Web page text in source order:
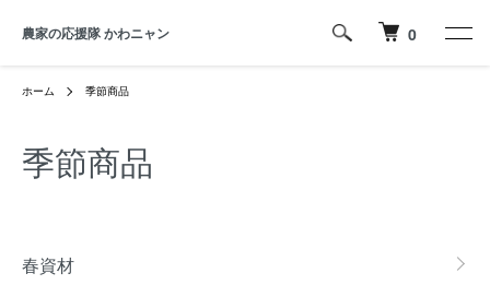
農家の応援隊 かわニャン 0
ホーム 季節商品
季節商品
春資材